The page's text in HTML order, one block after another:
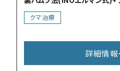
クマ治療
詳細情報